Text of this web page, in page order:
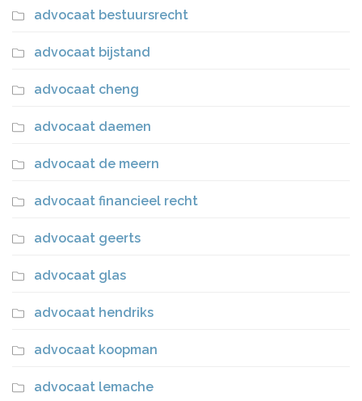
advocaat bestuursrecht
advocaat bijstand
advocaat cheng
advocaat daemen
advocaat de meern
advocaat financieel recht
advocaat geerts
advocaat glas
advocaat hendriks
advocaat koopman
advocaat lemache